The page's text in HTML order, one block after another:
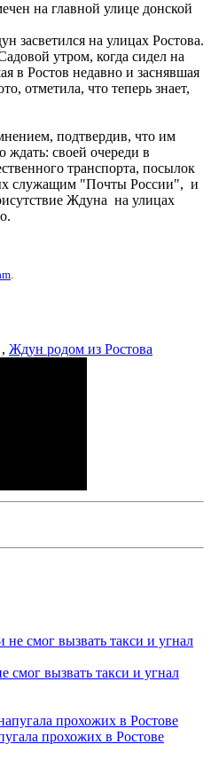
на главной улице донской
засветился на улицах Ростова.
утром, когда сидел на
в Ростов недавно и заснявшая
отметила, что теперь знает,
подтвердив, что им
ждать: своей очереди в
транспорта, посылок
служащим "Почты России", и
Ждуна на улицах
.
, Ждун родом из Ростова
смог вызвать такси и угнал
прохожих в Ростове